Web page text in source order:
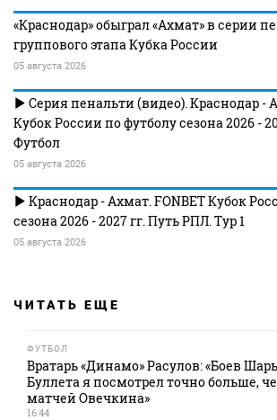
«Краснодар» обыграл «Ахмат» в серии
группового этапа Кубка России
05 августа 2026
Серия пенальти (видео). Краснодар -
Кубок России по футболу сезона 2026 -
Футбол
05 августа 2026
Краснодар - Ахмат. FONBET Кубок
сезона 2026 - 2027 гг. Путь РПЛ. Тур 1
05 августа 2026
ЧИТАТЬ ЕЩЕ
ФУТБОЛ
Вратарь «Динамо» Расулов: «Боев
Буллета я посмотрел точно больше,
матчей Овечкина»
16:44